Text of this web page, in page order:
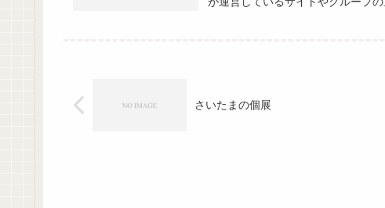
さいたまの個展